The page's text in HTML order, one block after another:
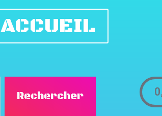
ACCUEIL
Rechercher